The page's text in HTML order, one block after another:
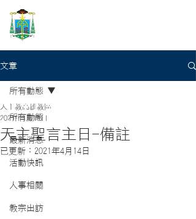
文章
所有動態
最新消息
活動快訊
人事相關
教宗出訪
所有動態
天主聖言主日-備註
天主教高雄教區
2021年1月14日
已更新： 2021年4月14日